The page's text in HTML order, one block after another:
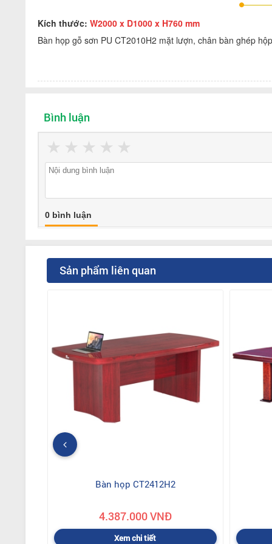
Kích thước: W2000 x D1000 x H760 mm
Bàn họp gỗ sơn PU CT2010H2 mặt lượn, chân bàn ghép
Bình luận
★
★
★
★
★
0 bình luận
Sản phẩm liên quan
Bàn họp CT2412H2
4.387.000 VNĐ
Xem chi tiết